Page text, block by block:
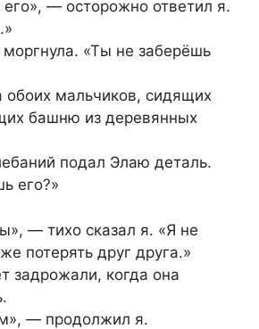
— осторожно ответил я.
«Ты не заберёшь
обоих мальчиков, сидящих
башню из деревянных
подал Элаю деталь.
его?»
— тихо сказал я. «Я не
потерять друг друга.»
задрожали, когда она
— продолжил я.